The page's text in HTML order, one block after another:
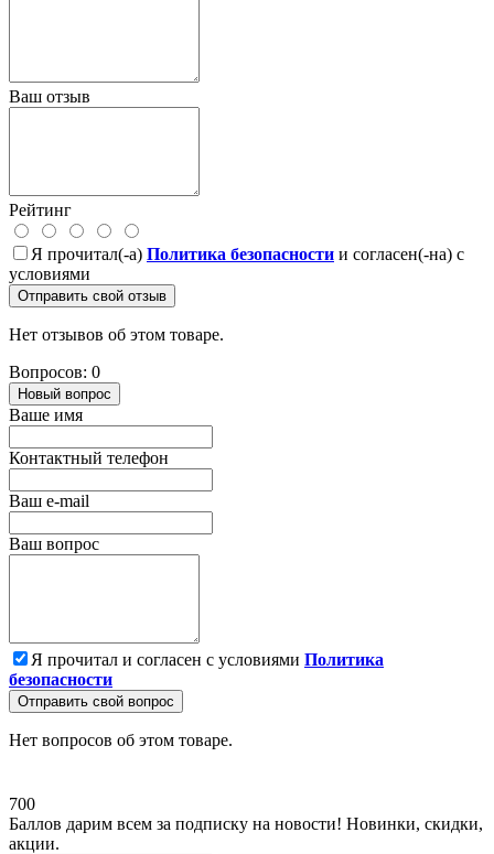
Ваш отзыв
Рейтинг
Я прочитал(-а) Политика безопасности и согласен(-на) с
условиями
Отправить свой отзыв
Нет отзывов об этом товаре.
Вопросов: 0
Новый вопрос
Ваше имя
Контактный телефон
Ваш e-mail
Ваш вопрос
Я прочитал и согласен с условиями Политика
безопасности
Отправить свой вопрос
Нет вопросов об этом товаре.
700
Баллов дарим всем за подписку на новости! Новинки, скидки,
акции.